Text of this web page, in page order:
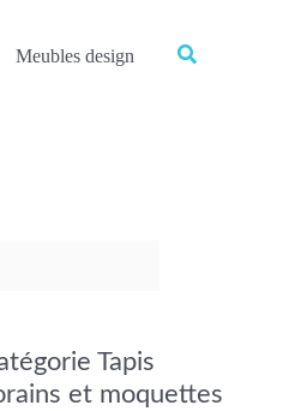
Meubles design Rechercher
Tapis
et moquettes